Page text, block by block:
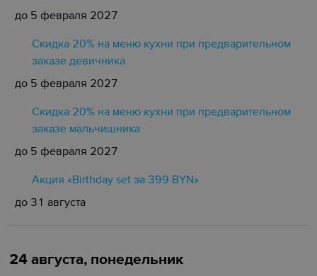
до 5 февраля 2027
Скидка 20% на меню кухни при предварительном
заказе девичника
до 5 февраля 2027
Скидка 20% на меню кухни при предварительном
заказе мальчишника
до 5 февраля 2027
Акция «Birthday set за 399 BYN»
до 31 августа
24 августа, понедельник